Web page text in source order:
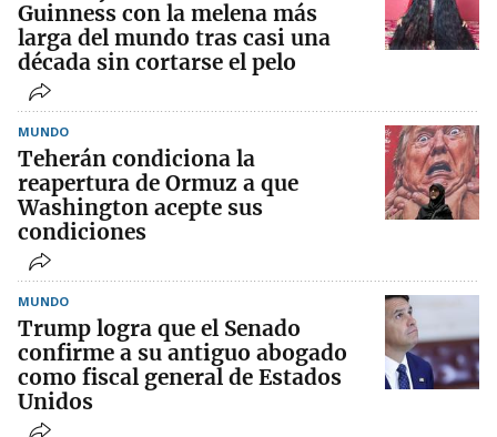
Guinness con la melena más
larga del mundo tras casi una
década sin cortarse el pelo
MUNDO
Teherán condiciona la
reapertura de Ormuz a que
Washington acepte sus
condiciones
MUNDO
Trump logra que el Senado
confirme a su antiguo abogado
como fiscal general de Estados
Unidos